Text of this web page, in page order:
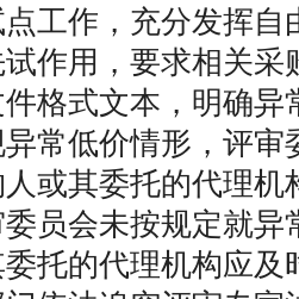
工作，充分发挥自
作用，要求相关采
格式文本，明确异
常低价情形，评审
或其委托的代理机
员会未按规定就异
托的代理机构应及